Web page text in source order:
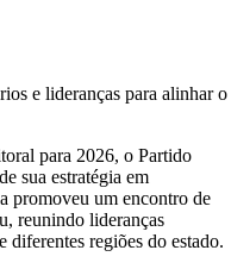
e lideranças para alinhar o
para 2026, o Partido
sua estratégia em
promoveu um encontro de
reunindo lideranças
diferentes regiões do estado.